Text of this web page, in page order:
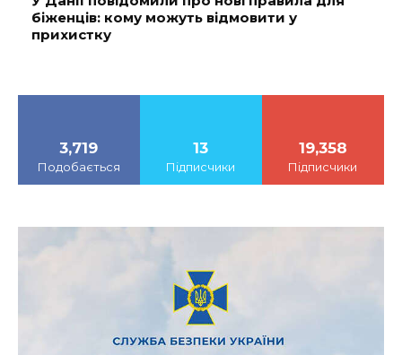
біженців: кому можуть відмовити у
прихистку
3,719
Подобається
13
Підписчики
19,358
Підписчики